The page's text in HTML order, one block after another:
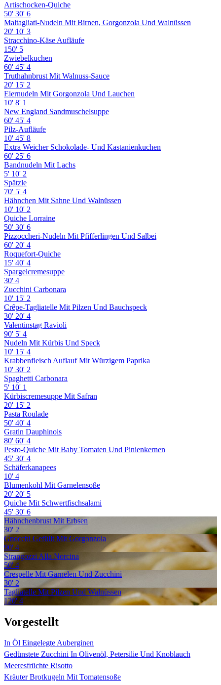
Artischocken-Quiche
50' 30' 6
Maltagliati-Nudeln Mit Birnen, Gorgonzola Und Walnüssen
20' 10' 3
Stracchino-Käse Aufläufe
150' 5
Zwiebelkuchen
60' 45' 4
Truthahnbrust Mit Walnuss-Sauce
20' 15' 2
Eiernudeln Mit Gorgonzola Und Lauchen
10' 8' 1
New England Sandmuschelsuppe
60' 45' 4
Pilz-Aufläufe
10' 45' 8
Extra Weicher Schokolade- Und Kastanienkuchen
60' 25' 6
Bandnudeln Mit Lachs
5' 10' 2
Spätzle
70' 5' 4
Hähnchen Mit Sahne Und Walnüssen
10' 10' 2
Quiche Lorraine
50' 30' 6
Pizzoccheri-Nudeln Mit Pfifferlingen Und Salbei
60' 20' 4
Roquefort-Quiche
15' 40' 4
Spargelcremesuppe
30' 4
Zucchini Carbonara
10' 15' 2
Crêpe-Tagliatelle Mit Pilzen Und Bauchspeck
30' 20' 4
Valentinstag Ravioli
90' 5' 4
Nudeln Mit Kürbis Und Speck
10' 15' 4
Krabbenfleisch Auflauf Mit Würzigem Paprika
10' 30' 2
Spaghetti Carbonara
5' 10' 1
Kürbiscremesuppe Mit Safran
20' 15' 2
Pasta Roulade
50' 40' 4
Gratin Dauphinois
80' 60' 4
Pesto-Quiche Mit Baby Tomaten Und Pinienkernen
45' 30' 4
Schäferkanapees
10' 4
Blumenkohl Mit Garnelensoße
20' 20' 5
Quiche Mit Schwertfischsalami
45' 30' 6
Hähnchenbrust Mit Erbsen
30' 2
Gnocchi Gefüllt Mit Gorgonzola
90' 4
Strangozzi Alla Norcina
50'4
Crespelle Mit Garnelen Und Zucchini
30' 2
Tagliatelle Mit Pilzen Und Walnüssen
120' 4
Vorgestellt
In Öl Eingelegte Auberginen
Gedünstete Zucchini In Olivenöl, Petersilie Und Knoblauch
Meeresfrüchte Risotto
Kräuter Brotkugeln Mit Tomatensoße